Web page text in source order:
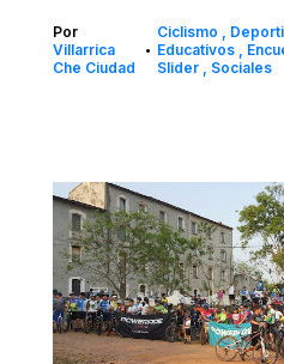
Por
Villarrica
Che Ciudad
•
Ciclismo
Educativos
Slider
Sociales